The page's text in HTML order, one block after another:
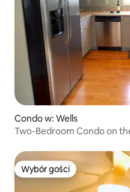
Condo w: Wells
Two-Bedroom Condo on
Wybór gości
Wybór gości